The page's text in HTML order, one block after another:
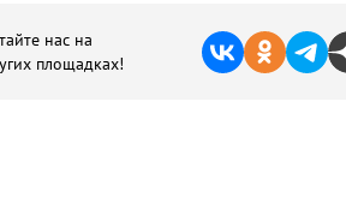
нас на
площадках!